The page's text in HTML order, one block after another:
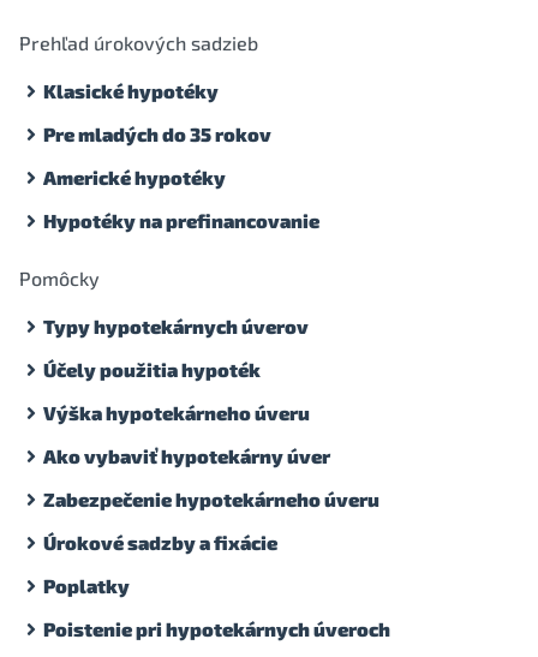
Prehľad úrokových sadzieb
Klasické hypotéky
Pre mladých do 35 rokov
Americké hypotéky
Hypotéky na prefinancovanie
Pomôcky
Typy hypotekárnych úverov
Účely použitia hypoték
Výška hypotekárneho úveru
Ako vybaviť hypotekárny úver
Zabezpečenie hypotekárneho úveru
Úrokové sadzby a fixácie
Poplatky
Poistenie pri hypotekárnych úveroch